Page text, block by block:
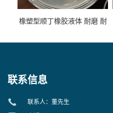
橡塑型顺丁橡胶液体 耐磨 耐
联系信息
联系人：董先生